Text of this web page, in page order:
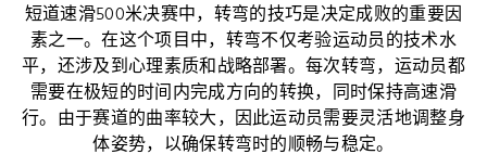
短道速滑500米决赛中，转弯的技巧是决定成败的重要因
素之一。在这个项目中，转弯不仅考验运动员的技术水
平，还涉及到心理素质和战略部署。每次转弯，运动员都
需要在极短的时间内完成方向的转换，同时保持高速滑
行。由于赛道的曲率较大，因此运动员需要灵活地调整身
体姿势，以确保转弯时的顺畅与稳定。